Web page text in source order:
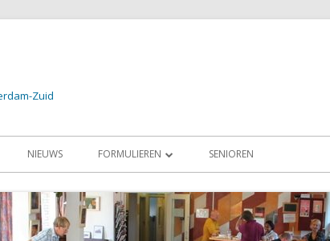
Zuid
NIEUWS FORMULIEREN
AANMELDEN SCHAAKSCHOOL
SENIOREN